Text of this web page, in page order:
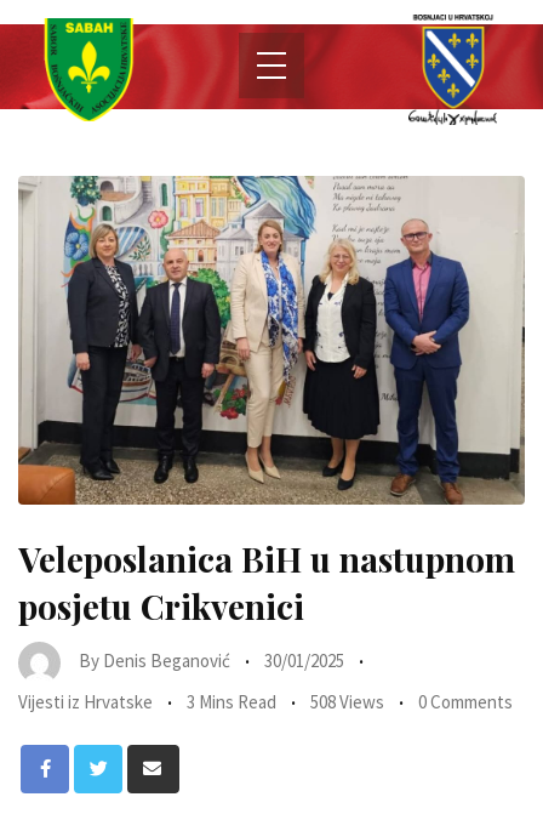
Veleposlanica BiH u nastupnom
posjetu Crikvenici
By Denis Beganović
30/01/2025
Vijesti iz Hrvatske
3 Mins Read 508 Views 0 Comments